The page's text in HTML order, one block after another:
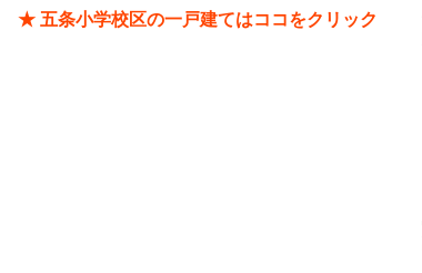
★ 五条小学校区の一戸建てはココをクリック